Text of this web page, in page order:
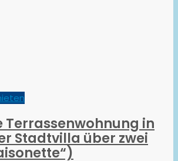
in
Stadtvilla über zwei